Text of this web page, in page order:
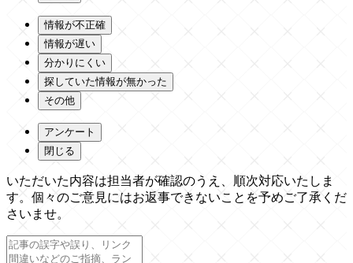
情報が不正確
情報が遅い
分かりにくい
探していた情報が無かった
その他
アンケート
閉じる
いただいた内容は担当者が確認のうえ、順次対応いたしま
す。個々のご意見にはお返事できないことを予めご了承くだ
さいませ。